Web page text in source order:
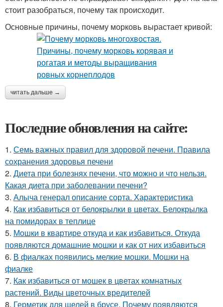
стоит разобраться, почему так происходит.
Основные причины, почему морковь вырастает кривой:
читать дальше →
Последние обновления на сайте:
1. Семь важных правил для здоровой печени. Правила
сохранения здоровья печени
2. Диета при болезнях печени, что можно и что нельзя.
Какая диета при заболевании печени?
3. Алыча генерал описание сорта. Характеристика
4. Как избавиться от белокрылки в цветах. Белокрылка
на помидорах в теплице
5. Мошки в квартире откуда и как избавиться. Откуда
появляются домашние мошки и как от них избавиться
6. В фиалках появились мелкие мошки. Мошки на
фиалке
7. Как избавиться от мошек в цветах комнатных
растений. Виды цветочных вредителей
8. Герметик для щелей в брусе. Почему появляются